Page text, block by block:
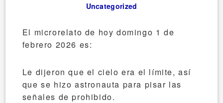
Uncategorized
El microrelato de hoy domingo 1 de
febrero 2026 es:
Le dijeron que el cielo era el límite, así
que se hizo astronauta para pisar las
señales de prohibido.